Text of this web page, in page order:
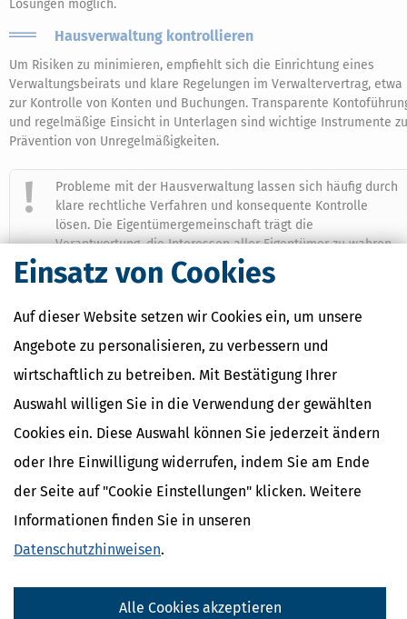
Einsatz von Cookies
Auf dieser Website setzen wir Cookies ein, um unsere
Angebote zu personalisieren, zu verbessern und
wirtschaftlich zu betreiben. Mit Bestätigung Ihrer
Auswahl willigen Sie in die Verwendung der gewählten
Cookies ein. Diese Auswahl können Sie jederzeit ändern
oder Ihre Einwilligung widerrufen, indem Sie am Ende
der Seite auf "Cookie Einstellungen" klicken. Weitere
Informationen finden Sie in unseren
Datenschutzhinweisen.
Alle Cookies akzeptieren
Lösungen möglich.
Hausverwaltung kontrollieren
Um Risiken zu minimieren, empfiehlt sich die Einrichtung eines
Verwaltungsbeirats und klare Regelungen im Verwaltervertrag, etwa
zur Kontrolle von Konten und Buchungen. Transparente
und regelmäßige Einsicht in Unterlagen sind wichtige Instrumente
Prävention von Unregelmäßigkeiten.
Probleme mit der Hausverwaltung lassen sich häufig durch
klare rechtliche Verfahren und konsequente Kontrolle
lösen. Die Eigentümergemeinschaft trägt die
Verantwortung, die Interessen aller Eigentümer zu wahren
und im Konfliktfall angemessene Schritte einzuleiten.
FAQ: Probleme mit Hausverwaltern
Welche typischen Probleme gibt es mit Hausverwaltern?
Typische Probleme sind fehlerhafte Einladungen zu
Protokolle sowie die Veruntreuung von Gemeinschaftsgeldern.
Welche Rechte haben Wohnungseigentümer und die
Eigentümergemeinschaft?
Die Eigentümergemeinschaft hat das Recht, Ansprüche wie die
Umsetzung von Beschlüssen, Einsicht in Unterlagen und Vorlage von
Abrechnungen gegenüber dem Verwalter geltend zu machen.
Eigentümer müssen ihre Rechte meist über die Gemeinschaft
Wann sind Beschlüsse der Eigentümerversammlung anfechtbar?